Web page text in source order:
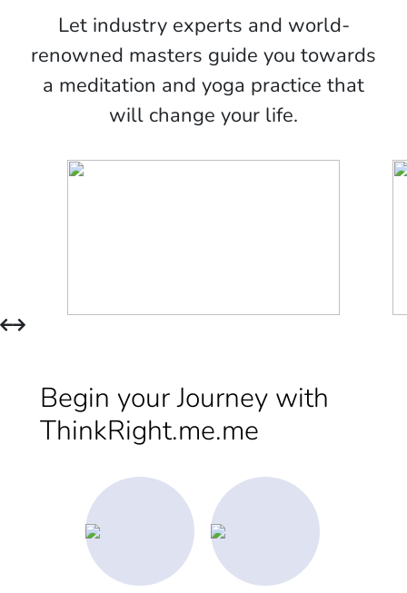
Let industry experts and world-
renowned masters guide you towards
a meditation and yoga practice that
will change your life.
Begin your Journey with
ThinkRight.me.me